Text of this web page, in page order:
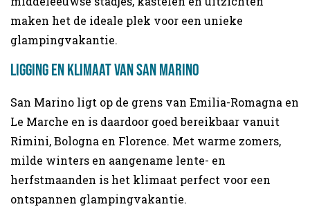
maken het de ideale plek voor een unieke
glampingvakantie.
Ligging en klimaat van San Marino
San Marino ligt op de grens van Emilia-Romagna en
Le Marche en is daardoor goed bereikbaar vanuit
Rimini, Bologna en Florence. Met warme zomers,
milde winters en aangename lente- en
herfstmaanden is het klimaat perfect voor een
ontspannen glampingvakantie.